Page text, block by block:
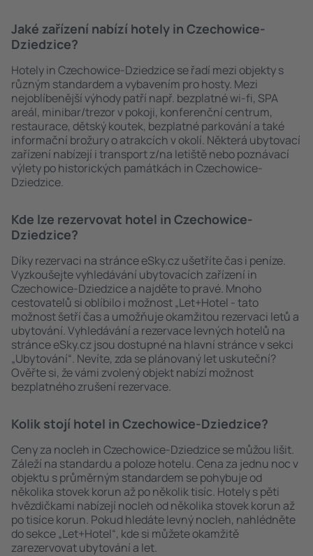
Jaké zařízení nabízí hotely in Czechowice-
Dziedzice?
Hotely in Czechowice-Dziedzice se řadí mezi objekty s
různým standardem a vybavením pro hosty. Mezi
nejoblíbenější výhody patří např. bezplatné wi-fi, SPA
areál, minibar/trezor v pokoji, konferenční centrum,
restaurace, dětský koutek, bezplatné parkování a také
informační brožury o atrakcích v okolí. Některá ubytovací
zařízení nabízejí i transport z/na letiště nebo poznávací
výlety po historických památkách in Czechowice-
Dziedzice.
Kde lze rezervovat hotel in Czechowice-
Dziedzice?
Díky rezervaci na stránce eSky.cz ušetříte čas i peníze.
Vyzkoušejte vyhledávání ubytovacích zařízení in
Czechowice-Dziedzice a najděte to pravé. Mnoho
cestovatelů si oblíbilo i možnost „Let+Hotel - tato
možnost šetří čas a umožňuje okamžitou rezervaci letů a
ubytování. Vyhledávání a rezervace levných hotelů na
stránce eSky.cz jsou dostupné na hlavní stránce v sekci
„Ubytování“. Nevíte, zda se plánovaný let uskuteční?
Ověřte si, že vámi zvolený objekt nabízí možnost
bezplatného zrušení rezervace.
Kolik stojí hotel in Czechowice-Dziedzice?
Ceny za nocleh in Czechowice-Dziedzice se můžou lišit.
Záleží na standardu a poloze hotelu. Cena za jednu noc v
objektu s průměrným standardem se pohybuje od
několika stovek korun až po několik tisíc. Hotely s pěti
hvězdičkami nabízejí nocleh od několika stovek korun až
po tisíce korun. Pokud hledáte levný nocleh, nahlédněte
do sekce „Let+Hotel“, kde si můžete okamžitě
zarezervovat ubytování a let.